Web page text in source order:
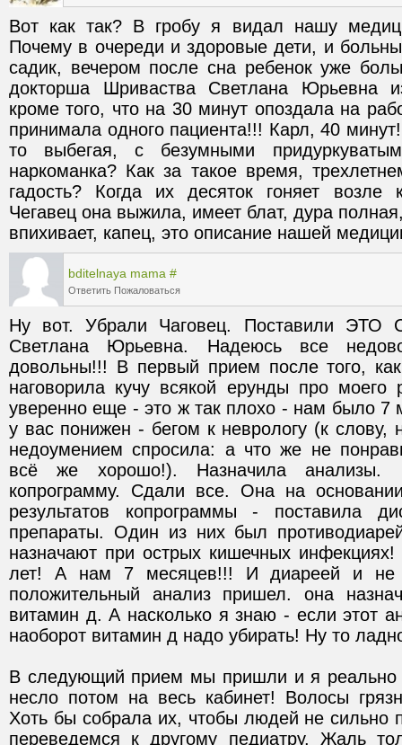
Вот как так? В гробу я видал нашу
Почему в очереди и здоровые дети, и
садик, вечером после сна ребенок уже
докторша Шриваства Светлана Юрьевна
кроме того, что на 30 минут опоздала на
принимала одного пациента!!! Карл, 40
то выбегая, с безумными
наркоманка? Как за такое время,
гадость? Когда их десяток гоняет возле
Чегавец она выжила, имеет блат, дура
впихивает, капец, это описание нашей
bditelnaya mama #
Ответить Пожаловаться
Ну вот. Убрали Чаговец. Поставили ЭТО
Светлана Юрьевна. Надеюсь все
довольны!!! В первый прием после того,
наговорила кучу всякой ерунды про
уверенно еще - это ж так плохо - нам было 7
у вас понижен - бегом к неврологу (к слову,
недоумением спросила: а что же не
всё же хорошо!). Назначила
копрограмму. Сдали все. Она на
результатов копрограммы - поставила
препараты. Один из них был
назначают при острых кишечных
лет! А нам 7 месяцев!!! И диареей и не
положительный анализ пришел. она
витамин д. А насколько я знаю - если этот
В следующий прием мы пришли и я реально
несло потом на весь кабинет! Волосы
Хоть бы собрала их, чтобы людей не сильно
переведемся к другому педиатру. Жаль